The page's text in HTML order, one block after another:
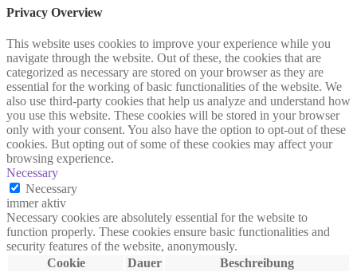
Privacy Overview
This website uses cookies to improve your experience while you
navigate through the website. Out of these, the cookies that are
categorized as necessary are stored on your browser as they are
essential for the working of basic functionalities of the website. We
also use third-party cookies that help us analyze and understand how
you use this website. These cookies will be stored in your browser
only with your consent. You also have the option to opt-out of these
cookies. But opting out of some of these cookies may affect your
browsing experience.
Necessary
Necessary
immer aktiv
Necessary cookies are absolutely essential for the website to
function properly. These cookies ensure basic functionalities and
security features of the website, anonymously.
Cookie
Dauer Beschreibung